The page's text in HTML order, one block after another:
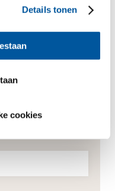
Details tonen
cookies
*Verplichte velden